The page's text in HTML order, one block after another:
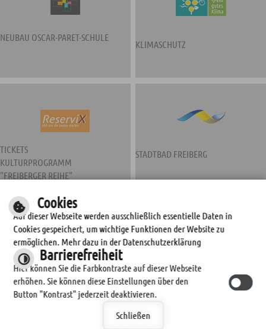
NEUBAU OSCAR-PARET-SCHULE
KLIMASCHUTZ
TICKETS
KULTURPROGRAMM
"FREIBERGER REIHE"
STADTBAD FREIBERG
STADTWERKE FREIBERG
Cookies
Auf dieser Webseite werden ausschließlich essentielle Daten in
Cookies gespeichert, um wichtige Funktionen der Website zu
ermöglichen. Mehr dazu in der Datenschutzerklärung
Barrierefreiheit
Hier können Sie die Farbkontraste auf dieser Webseite
erhöhen. Sie können diese Einstellungen über den
Button "Kontrast" jederzeit deaktivieren.
Schließen